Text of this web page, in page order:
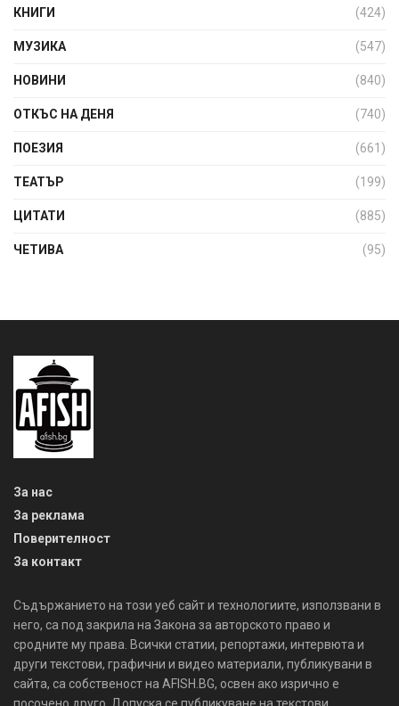
КНИГИ (424)
МУЗИКА (547)
НОВИНИ (840)
ОТКЪС НА ДЕНЯ (740)
ПОЕЗИЯ (661)
ТЕАТЪР (199)
ЦИТАТИ (885)
ЧЕТИВА (95)
За нас
За реклама
Поверителност
За контакт
Съдържанието на този уеб сайт и технологиите, използвани в
него, са под закрила на Закона за авторското право и
сродните му права. Всички статии, репортажи, интервюта и
други текстови, графични и видео материали, публикувани в
сайта, са собственост на AFISH.BG, освен ако изрично е
посочено друго. Допуска се публикуване на текстови